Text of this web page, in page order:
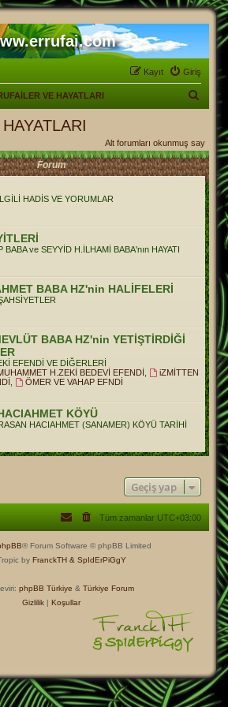
Giriş
Kayıt
VE HAYATLARI
Alt forumları okunmuş say
Forum
HADİS VE YORUMLAR
BABA ve SEYYİD H.İLHAMİ BABA'nın HAYATI
BABA HZ'nin HALİFELERİ
BABA HZ'nin YETİŞTİRDİĞİ
EFENDİ VE DİĞERLERİ
H.ZEKİ BEDEVİ EFENDİ
iZMİTTEN
ÖMER VE VAHAP EFNDİ
KÖYÜ
HACIAHMET (SANAMER) KÖYÜ TARİHİ
Geçiş yap
Tüm zamanlar UTC+03:00
® Forum Software © phpBB Limited
by FranckTH & SpIdErPiGgY
phpBB Türkiye & Türkiye Forum
Gizlilik | Koşullar